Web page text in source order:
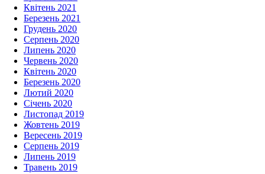
Квітень 2021
Березень 2021
Грудень 2020
Серпень 2020
Липень 2020
Червень 2020
Квітень 2020
Березень 2020
Лютий 2020
Січень 2020
Листопад 2019
Жовтень 2019
Вересень 2019
Серпень 2019
Липень 2019
Травень 2019